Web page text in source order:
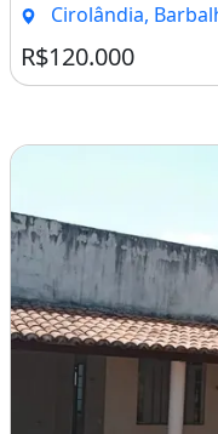
Cirolândia,
R$120.000